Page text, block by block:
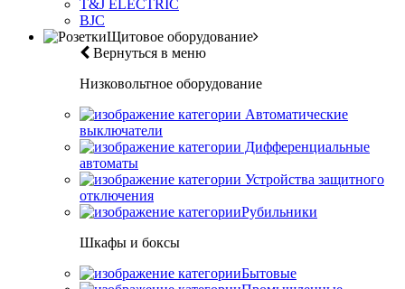
T&J ELECTRIC
BJC
Щитовое оборудование
Вернуться в меню
Низковольтное оборудование
Автоматические
выключатели
Дифференциальные
автоматы
Устройства защитного
отключения
Рубильники
Шкафы и боксы
Бытовые